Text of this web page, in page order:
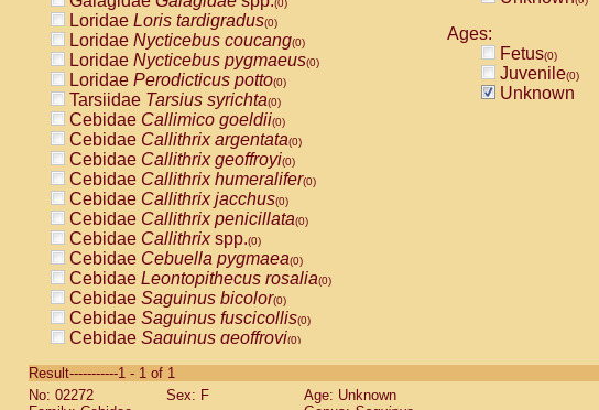
(0)
Loridae Loris tardigradus(0)
Loridae Nycticebus coucang(0)
Loridae Nycticebus pygmaeus(0)
Loridae Perodicticus potto(0)
Tarsiidae Tarsius syrichta(0)
Cebidae Callimico goeldii(0)
Cebidae Callithrix argentata(0)
Cebidae Callithrix geoffroyi(0)
Cebidae Callithrix humeralifer(0)
Cebidae Callithrix jacchus(0)
Cebidae Callithrix penicillata(0)
Cebidae Callithrixspp.(0)
Cebidae Cebuella pygmaea(0)
Cebidae Leontopithecus rosalia(0)
Cebidae Saguinus bicolor(0)
Cebidae Saguinus fuscicollis(0)
Cebidae Saguinus geoffroyi(0)
CebidaeSaguinus labiatus(0)
Cebidae Saguinus leucopus (0)
Ages:
Fetus(0)
Juvenile(0)
Unknown
Result-----------1 - 1 of 1
No: 02272
Sex: F
Age: Unknown